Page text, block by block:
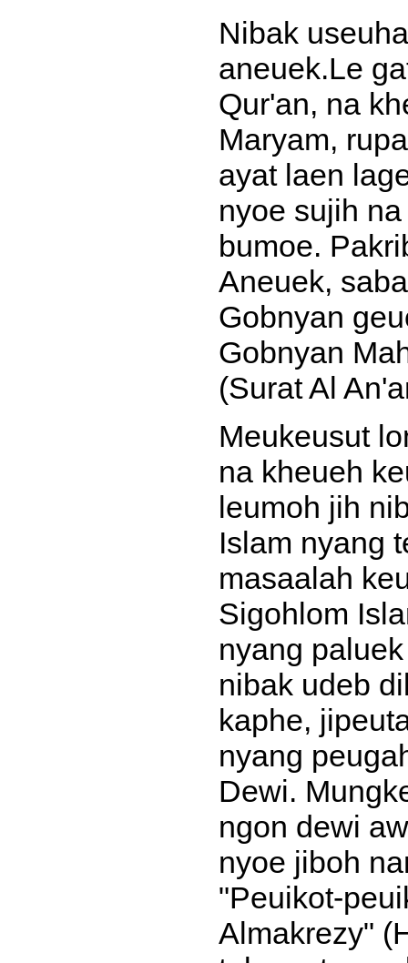
Nibak
aneuek.Le
Qur'an, na
Maryam,
ayat laen
nyoe sujih
bumoe.
Aneuek,
Gobnyan
Gobnyan
(Surat Al
Meukeusut
na kheueh
leumoh jih
Islam nyang
masaalah
Sigohlom
nyang
nibak udeb
kaphe,
nyang
Dewi.
ngon dewi
nyoe jiboh
"Peuikot-
Almakrezy"